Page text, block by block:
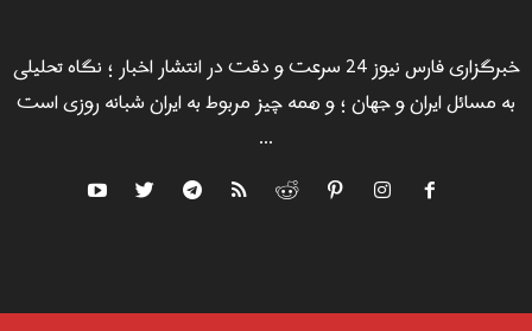
خبرگزاری فارس نیوز 24 سرعت و دقت در انتشار اخبار ؛ نگاه تحلیلی
به مسائل ایران و جهان ؛ و همه چیز مربوط به ایران شبانه روزی است
...